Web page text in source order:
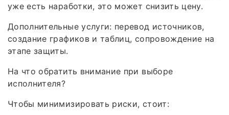
уже есть наработки, это может снизить цену.
Дополнительные услуги: перевод источников,
создание графиков и таблиц, сопровождение на
этапе защиты.
На что обратить внимание при выборе
исполнителя?
Чтобы минимизировать риски, стоит: